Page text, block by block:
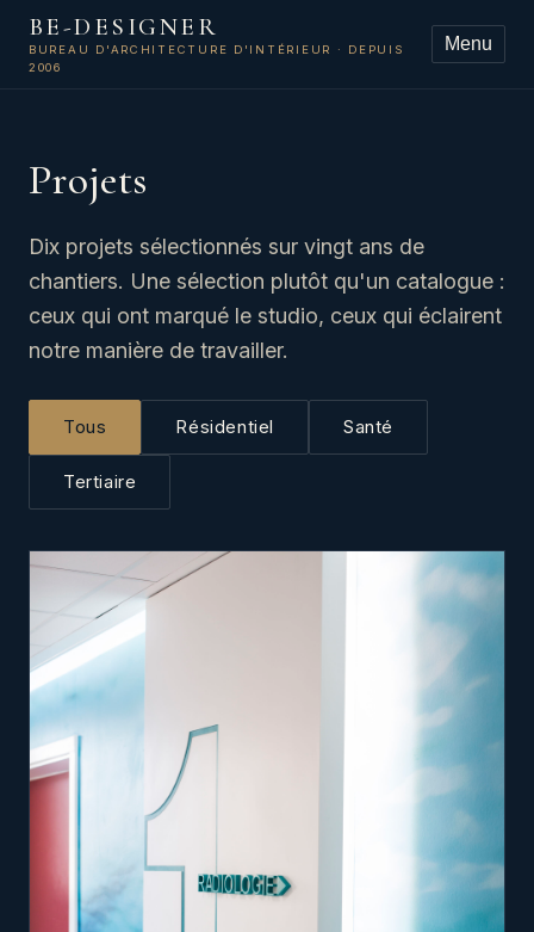
BE-DESIGNER
BUREAU D'ARCHITECTURE D'INTÉRIEUR · DEPUIS
2006
Menu
Projets
Dix projets sélectionnés sur vingt ans de
chantiers. Une sélection plutôt qu'un catalogue :
ceux qui ont marqué le studio, ceux qui éclairent
notre manière de travailler.
Tous Résidentiel Santé
Tertiaire